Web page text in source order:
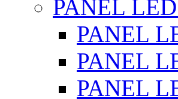
PANEL
PANEL
PANEL
PANEL